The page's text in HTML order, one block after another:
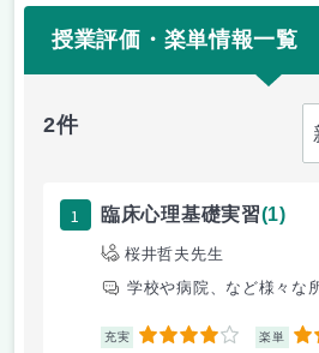
授業評価・楽単情報一覧
2件
1 臨床心理基礎実習(1)
桜井哲夫先生
学校や病院、など様々な
充実 4 楽単 5